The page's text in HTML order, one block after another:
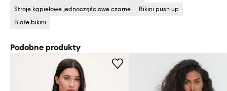
Stroje kąpielowe jednoczęściowe czarne
Bikini push up
Białe bikini
Podobne produkty